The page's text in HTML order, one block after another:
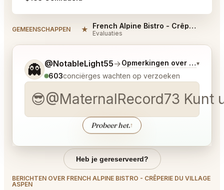
GEMEENSCHAPPEN ★ French Alpine Bistro - Crêperie du Village Aspen Reviews
Evaluaties
👻 @NotableLight55→Opmerkingen over Laatste
▾
603conciërges wachten op verzoeken
😎@MaternalRecord73
Probeer het.↑
Vertel me wat je wilt.
Heb je gereserveerd?
BERICHTEN OVER FRENCH ALPINE BISTRO - CRÊPERIE DU VILLAGE
ASPEN